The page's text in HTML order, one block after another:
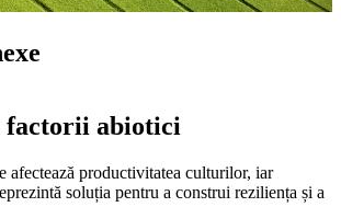
factorii abiotici
afectează productivitatea culturilor, iar
soluția pentru a construi reziliența și a